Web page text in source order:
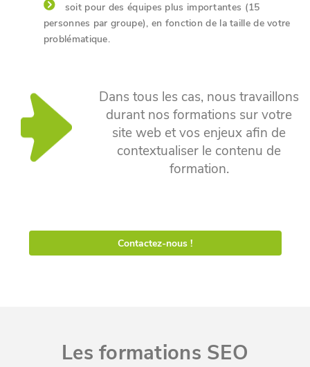
soit pour des équipes plus importantes (15
personnes par groupe), en fonction de la taille de votre
problématique.
Dans tous les cas, nous travaillons
durant nos formations sur votre
site web et vos enjeux afin de
contextualiser le contenu de
formation.
Contactez-nous !
Les formations SEO